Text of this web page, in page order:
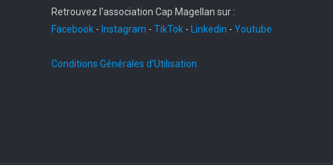
Retrouvez l'association Cap Magellan sur :
Facebook - Instagram - TikTok - Linkedin - Youtube
Conditions Générales d'Utilisation